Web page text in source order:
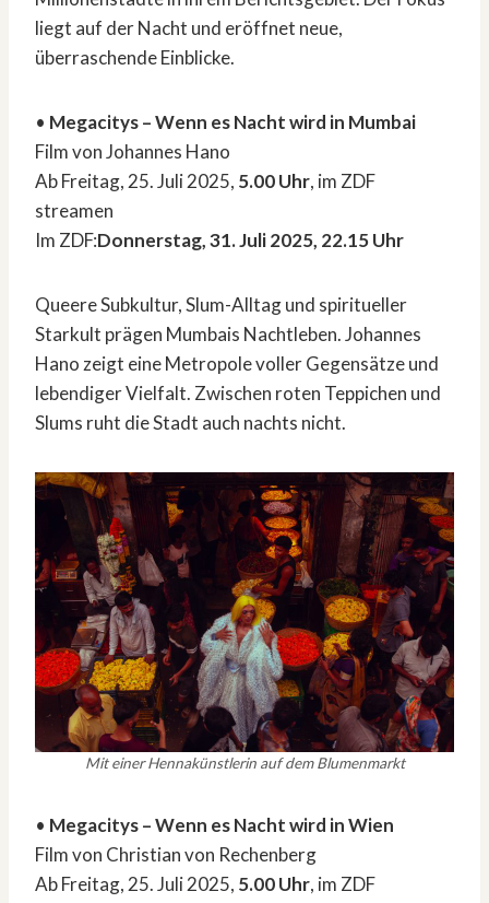
liegt auf der Nacht und eröffnet neue,
überraschende Einblicke.
• Megacitys – Wenn es Nacht wird in Mumbai
Film von Johannes Hano
Ab Freitag, 25. Juli 2025, 5.00 Uhr, im ZDF
streamen
Im ZDF:Donnerstag, 31. Juli 2025, 22.15 Uhr
Queere Subkultur, Slum-Alltag und spiritueller
Starkult prägen Mumbais Nachtleben. Johannes
Hano zeigt eine Metropole voller Gegensätze und
lebendiger Vielfalt. Zwischen roten Teppichen und
Slums ruht die Stadt auch nachts nicht.
Mit einer Hennakünstlerin auf dem Blumenmarkt
• Megacitys – Wenn es Nacht wird in Wien
Film von Christian von Rechenberg
Ab Freitag, 25. Juli 2025, 5.00 Uhr, im ZDF